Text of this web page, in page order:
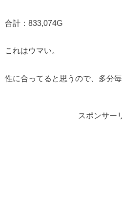
合計：833,074G
これはウマい。
性に合ってると思うので、多分毎
スポンサー